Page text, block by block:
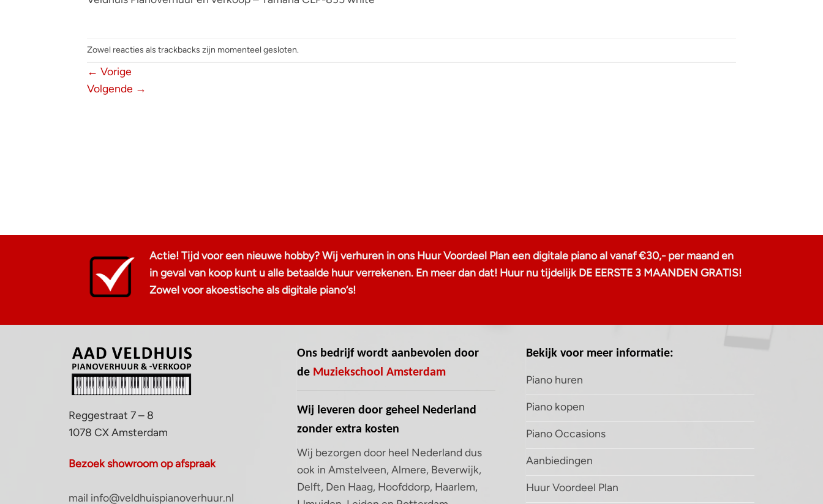
Zowel reacties als trackbacks zijn momenteel gesloten.
← Vorige
Volgende →
Actie! Tijd voor een nieuwe hobby? Wij verhuren in ons Huur Voordeel Plan een digitale piano al vanaf €30,- per maand en
in geval van koop kunt u alle betaalde huur verrekenen. En meer dan dat! Huur nu tijdelijk DE EERSTE 3 MAANDEN GRATIS!
Zowel voor akoestische als digitale piano‘s!
Reggestraat 7 – 8
1078 CX Amsterdam
Bezoek showroom op afspraak
mail info@veldhuispianoverhuur.nl
Ons bedrijf wordt aanbevolen door
de Muziekschool Amsterdam
Wij leveren door geheel Nederland
zonder extra kosten
Wij bezorgen door heel Nederland dus
ook in Amstelveen, Almere, Beverwijk,
Delft, Den Haag, Hoofddorp, Haarlem,
Bekijk voor meer informatie:
Piano huren
Piano kopen
Piano Occasions
Aanbiedingen
Huur Voordeel Plan